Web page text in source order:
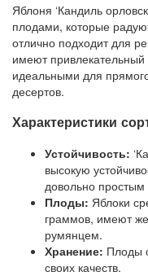
Яблоня ‘Кандиль
плодами, которые
отлично подходит для
имеют привлекательный
идеальными для
десертов.
Характеристики
Устойчивость:
высокую
довольно простым
Плоды: Яблоки
граммов, имеют
румянцем.
Хранение: Плоды
своих качеств.